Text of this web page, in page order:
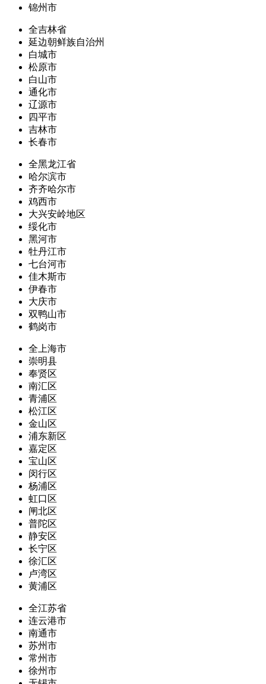
锦州市
全吉林省
延边朝鲜族自治州
白城市
松原市
白山市
通化市
辽源市
四平市
吉林市
长春市
全黑龙江省
哈尔滨市
齐齐哈尔市
鸡西市
大兴安岭地区
绥化市
黑河市
牡丹江市
七台河市
佳木斯市
伊春市
大庆市
双鸭山市
鹤岗市
全上海市
崇明县
奉贤区
南汇区
青浦区
松江区
金山区
浦东新区
嘉定区
宝山区
闵行区
杨浦区
虹口区
闸北区
普陀区
静安区
长宁区
徐汇区
卢湾区
黄浦区
全江苏省
连云港市
南通市
苏州市
常州市
徐州市